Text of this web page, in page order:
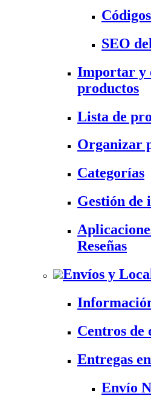
SEO
Importar y
productos
Lista de
Organizar
Categorías
Gestión de
Reseñas
Envíos y
Centros
Entregas
Envío